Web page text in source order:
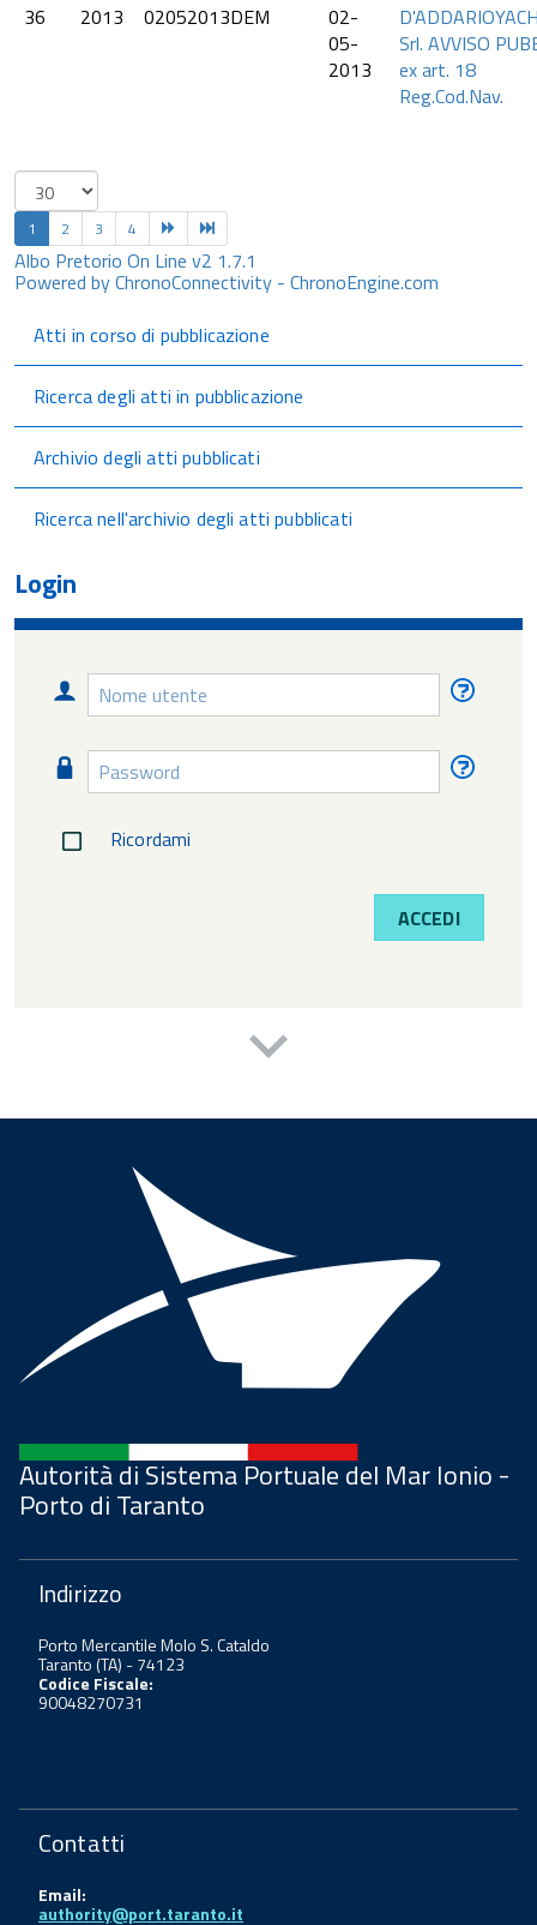
36
2013 02052013DEM
02-
05-
2013
Srl. AVVISO
ex art. 18
Reg.Cod.Nav.
1 2 3 4
Albo Pretorio On Line v2 1.7.1
Powered by ChronoConnectivity - ChronoEngine.com
Atti in corso di pubblicazione
Ricerca degli atti in pubblicazione
Archivio degli atti pubblicati
Ricerca nell'archivio degli atti pubblicati
Login
Nome
utente
Password
Ricordami
ACCEDI
Autorità di Sistema Portuale del Mar Ionio -
Porto di Taranto
Indirizzo
Porto Mercantile Molo S. Cataldo
Taranto (TA) - 74123
Codice Fiscale:
90048270731
Contatti
Email:
authority@port.taranto.it